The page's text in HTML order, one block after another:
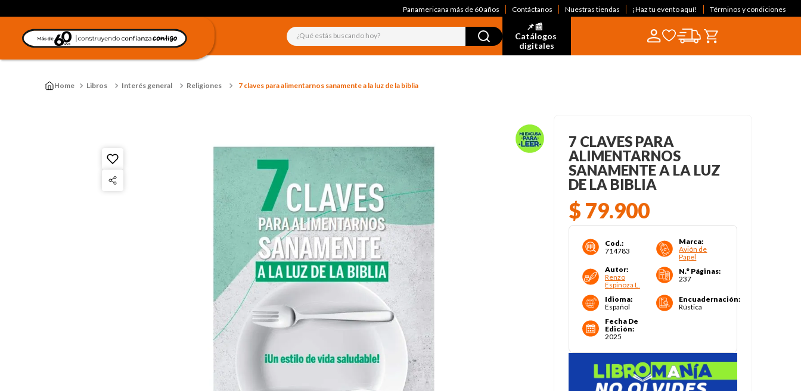
Panamericana más de 60 años Contáctanos Nuestras tiendas ¡Haz tu evento aquí! Términos y condiciones
¿Qué estás buscando hoy?
📌📰
Catálogos
digitales
Libros Interés general Religiones 7 claves para alimentarnos sanamente a la luz de la biblia
7 CLAVES PARA
ALIMENTARNOS
SANAMENTE A LA LUZ
DE LA BIBLIA
$ 79.900
Cod.:
714783
Marca:
Avión de
Papel
Autor:
Renzo
Espinoza L.
N.° Páginas:
237
Idioma:
Español
Encuadernación:
Rústica
Fecha De
Edición:
2025